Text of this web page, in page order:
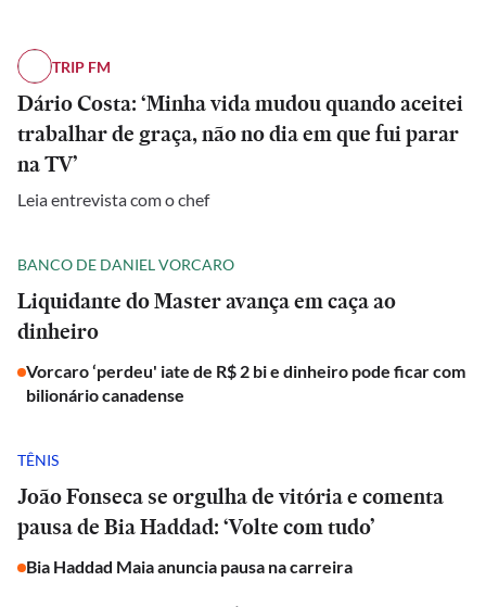
TRIP FM
Dário Costa: ‘Minha vida mudou quando aceitei
trabalhar de graça, não no dia em que fui parar
na TV’
Leia entrevista com o chef
BANCO DE DANIEL VORCARO
Liquidante do Master avança em caça ao
dinheiro
Vorcaro ‘perdeu' iate de R$ 2 bi e dinheiro pode ficar com
bilionário canadense
TÊNIS
João Fonseca se orgulha de vitória e comenta
pausa de Bia Haddad: ‘Volte com tudo’
Bia Haddad Maia anuncia pausa na carreira